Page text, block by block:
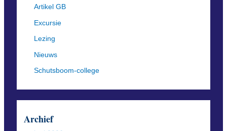
Artikel GB
Excursie
Lezing
Nieuws
Schutsboom-college
Archief